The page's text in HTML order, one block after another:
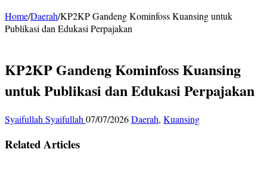
Home/Daerah/KP2KP Gandeng Kominfoss Kuansing untuk
Publikasi dan Edukasi Perpajakan
KP2KP Gandeng Kominfoss Kuansing
untuk Publikasi dan Edukasi Perpajakan
Syaifullah Syaifullah 07/07/2026Daerah, Kuansing
Related Articles